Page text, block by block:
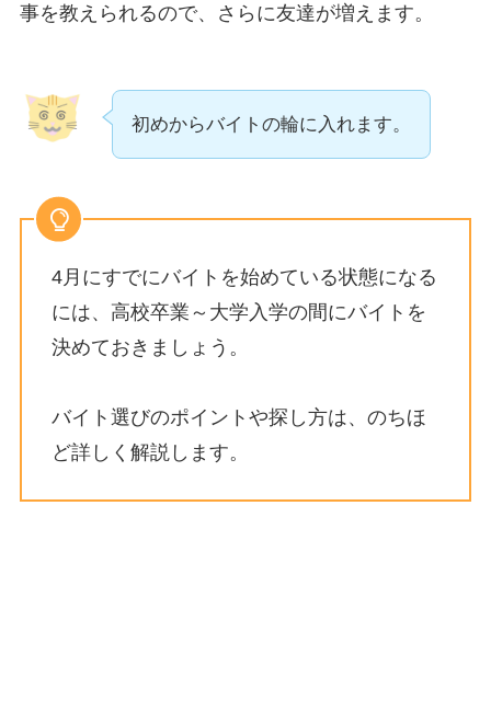
事を教えられるので、さらに友達が増えます。
初めからバイトの輪に入れます。
4月にすでにバイトを始めている状態になる
には、高校卒業～大学入学の間にバイトを
決めておきましょう。
バイト選びのポイントや探し方は、のちほ
ど詳しく解説します。